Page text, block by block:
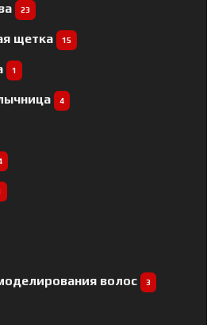
23
щетка 15
1
4
волос 3